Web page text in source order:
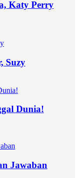
Katy Perry
Suzy
Dunia!
Jawaban